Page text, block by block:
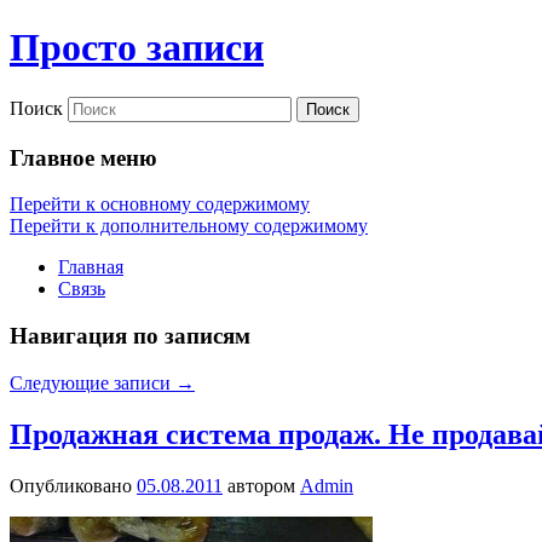
Просто записи
Поиск
Главное меню
Перейти к основному содержимому
Перейти к дополнительному содержимому
Главная
Связь
Навигация по записям
Следующие записи →
Продажная система продаж. Не
Опубликовано 05.08.2011 автором Admin